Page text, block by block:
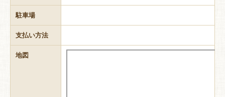
駐車場
支払い方法
地図